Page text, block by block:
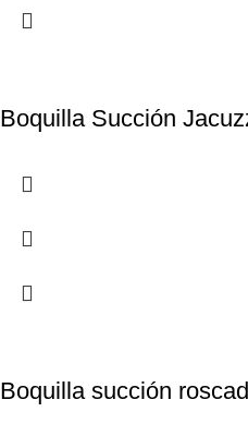
Boquilla Succión
Boquilla succión